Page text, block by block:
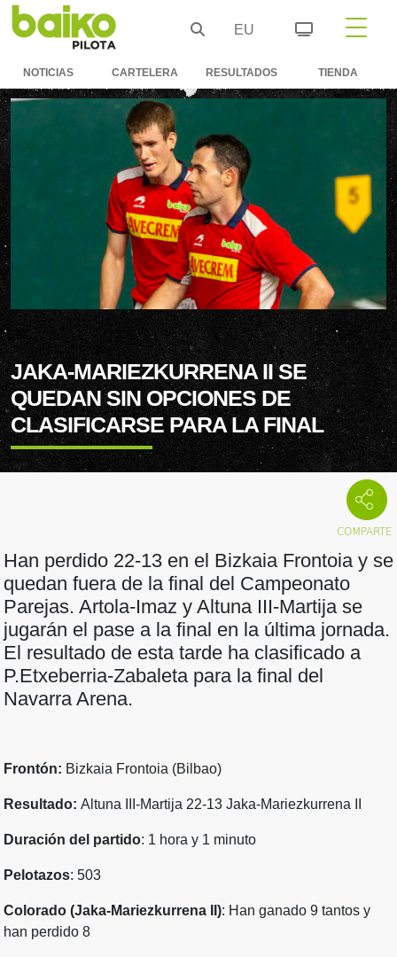
EU
NOTICIAS CARTELERA RESULTADOS TIENDA
JAKA-MARIEZKURRENA II SE
QUEDAN SIN OPCIONES DE
CLASIFICARSE PARA LA FINAL
Han perdido 22-13 en el Bizkaia Frontoia y se
quedan fuera de la final del Campeonato
Parejas. Artola-Imaz y Altuna III-Martija se
jugarán el pase a la final en la última jornada.
El resultado de esta tarde ha clasificado a
P.Etxeberria-Zabaleta para la final del
Navarra Arena.
Frontón: Bizkaia Frontoia (Bilbao)
Resultado: Altuna III-Martija 22-13 Jaka-Mariezkurrena II
Duración del partido: 1 hora y 1 minuto
Pelotazos: 503
Colorado (Jaka-Mariezkurrena II): Han ganado 9 tantos y
han perdido 8